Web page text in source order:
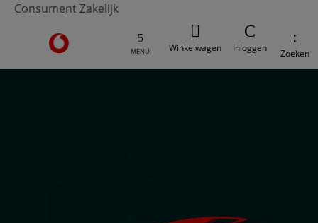
Consument Zakelijk
Ga naar de Vodafone homepage
MENU Winkelwagen Inloggen Zoeken